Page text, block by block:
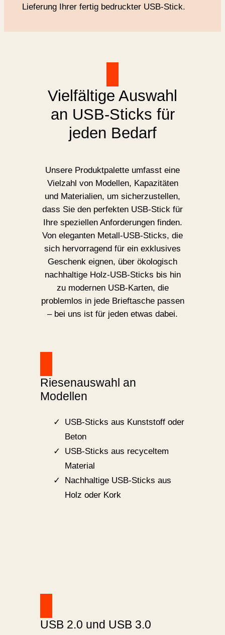
Lieferung Ihrer fertig bedruckter USB-Stick.
Vielfältige Auswahl
an USB-Sticks für
jeden Bedarf
Unsere Produktpalette umfasst eine
Vielzahl von Modellen, Kapazitäten
und Materialien, um sicherzustellen,
dass Sie den perfekten USB-Stick für
Ihre speziellen Anforderungen finden.
Von eleganten Metall-USB-Sticks, die
sich hervorragend für ein exklusives
Geschenk eignen, über ökologisch
nachhaltige Holz-USB-Sticks bis hin
zu modernen USB-Karten, die
problemlos in jede Brieftasche passen
– bei uns ist für jeden etwas dabei.
Riesenauswahl an
Modellen
USB-Sticks aus Kunststoff oder
Beton
USB-Sticks aus recyceltem
Material
Nachhaltige USB-Sticks aus
Holz oder Kork
USB 2.0 und USB 3.0